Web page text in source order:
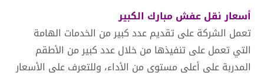
أسعارنقل عفش مبارك الكبير
تعمل الشركة على تقديم عدد كبير من الخدمات الهامة
التي تعمل على تنفيذها من خلال عدد كبير من الأطقم
المدربة على أعلى مستوى من الأداء، وللتعرف على الأسعار